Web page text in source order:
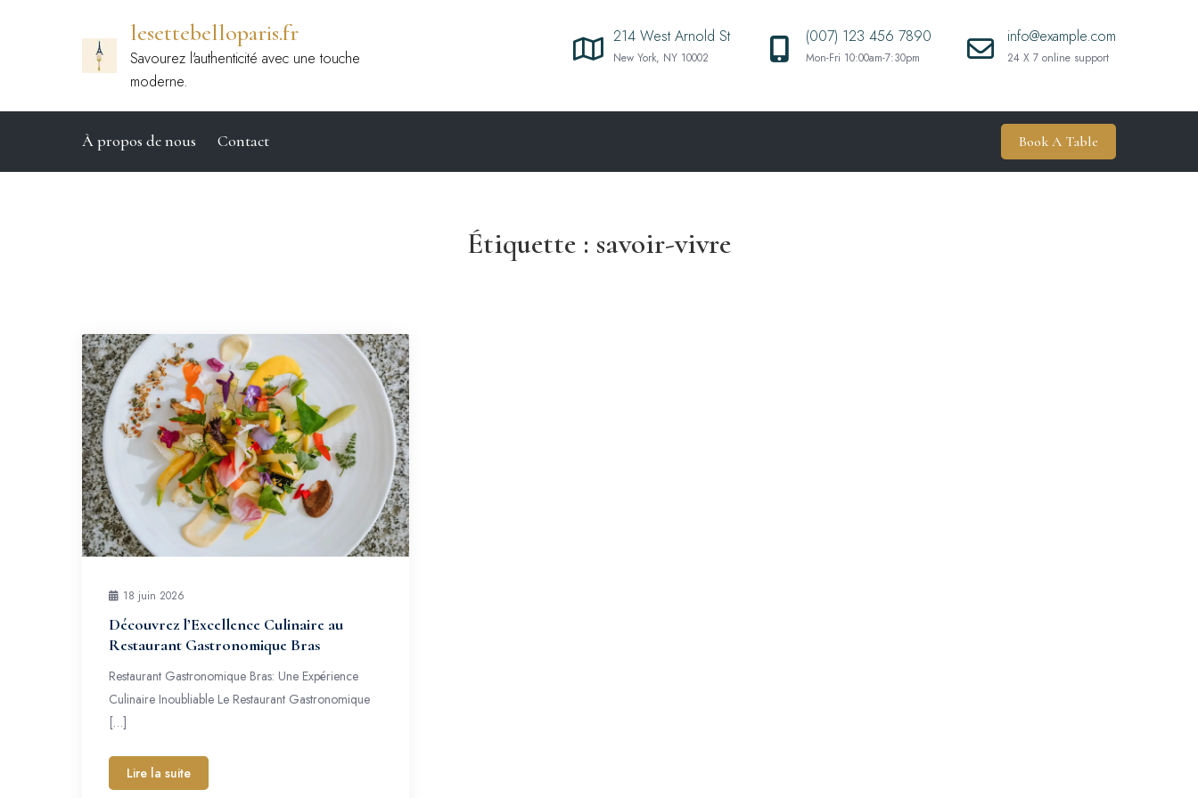
lesettebelloparis.fr
Savourez l'authenticité avec une touche
moderne.
214 West Arnold St
New York, NY 10002
(007) 123 456 7890
Mon-Fri 10:00am-7:30pm
info@example.com
24 X 7 online support
À propos de nous Contact Book A Table
Étiquette : savoir-vivre
18 juin 2026
Découvrez l’Excellence Culinaire au
Restaurant Gastronomique Bras
Restaurant Gastronomique Bras: Une Expérience
Culinaire Inoubliable Le Restaurant Gastronomique
[…]
Lire la suite